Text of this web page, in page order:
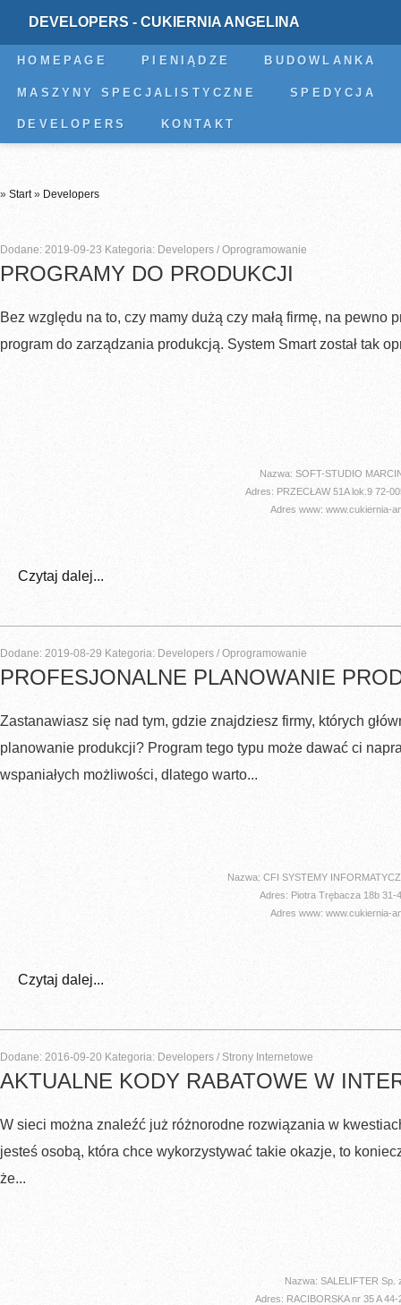
DEVELOPERS - CUKIERNIA ANGELINA
HOMEPAGE PIENIĄDZE BUDOWLANKA
MASZYNY SPECJALISTYCZNE SPEDYCJA
DEVELOPERS KONTAKT
» Start» Developers
Dodane: 2019-09-23 Kategoria: Developers / Oprogramowanie
PROGRAMY DO PRODUKCJI
Bez względu na to, czy mamy dużą czy małą firmę, na pewno
program do zarządzania produkcją. System Smart został tak
Nazwa: SOFT-STUDIO
Adres: PRZECŁAW 51A lok.9 72-
Adres www: www.cukiernia-
Czytaj dalej...
Dodane: 2019-08-29 Kategoria: Developers / Oprogramowanie
PROFESJONALNE PLANOWANIE
Zastanawiasz się nad tym, gdzie znajdziesz firmy, których
planowanie produkcji? Program tego typu może dawać ci
wspaniałych możliwości, dlatego warto...
Nazwa: CFI SYSTEMY
Adres: Piotra Trębacza 18b 31-
Adres www: www.cukiernia-
Czytaj dalej...
Dodane: 2016-09-20 Kategoria: Developers / Strony Internetowe
AKTUALNE KODY RABATOWE W
W sieci można znaleźć już różnorodne rozwiązania w
jesteś osobą, która chce wykorzystywać takie okazje, to
że...
Nazwa: SALELIFTER Sp.
Adres: RACIBORSKA nr 35 A 44-